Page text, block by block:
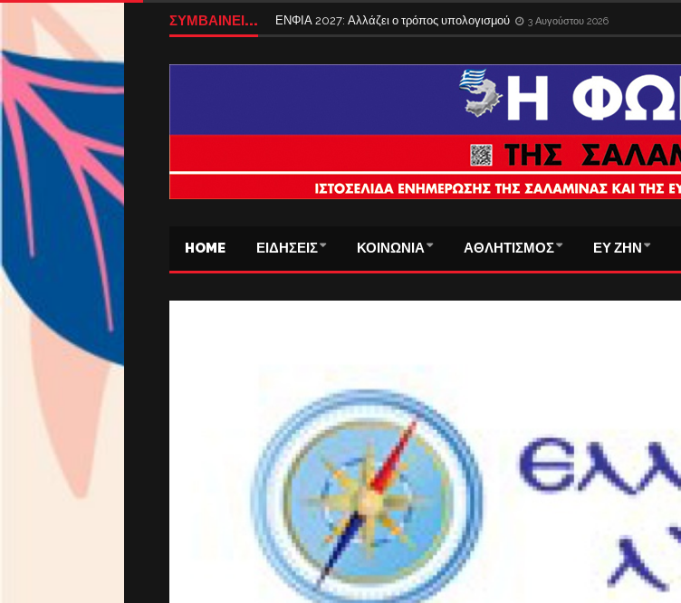
ΣΥΜΒΑΙΝΕΙ... ΕΝΦΙΑ 2027: Αλλάζει ο τρόπος υπολογισμού 3 Αυγούστου 2026
HOME ΕΙΔΗΣΕΙΣ ΚΟΙΝΩΝΙΑ ΑΘΛΗΤΙΣΜΟΣ ΕΥ ΖΗΝ